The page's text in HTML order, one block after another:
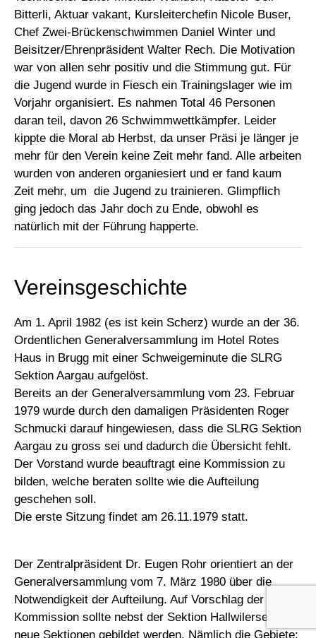
Bitterli, Aktuar vakant, Kursleiterchefin Nicole Buser,
Chef Zwei-Brückenschwimmen Daniel Winter und
Beisitzer/Ehrenpräsident Walter Rech. Die Motivation
war von allen sehr positiv und die Stimmung gut. Für
die Jugend wurde in Fiesch ein Trainingslager wie im
Vorjahr organisiert. Es nahmen Total 46 Personen
daran teil, davon 26 Schwimmwettkämpfer. Leider
kippte die Moral ab Herbst, da unser Präsi je länger je
mehr für den Verein keine Zeit mehr fand. Alle arbeiten
wurden von anderen organiesiert und er fand kaum
Zeit mehr, um die Jugend zu trainieren. Glimpflich
ging jedoch das Jahr doch zu Ende, obwohl es
natürlich mit der Führung happerte.
Vereinsgeschichte
Am 1. April 1982 (es ist kein Scherz) wurde an der 36.
Ordentlichen Generalversammlung im Hotel Rotes
Haus in Brugg mit einer Schweigeminute die SLRG
Sektion Aargau aufgelöst.
Bereits an der Generalversammlung vom 23. Februar
1979 wurde durch den damaligen Präsidenten Roger
Schmucki darauf hingewiesen, dass die SLRG Sektion
Aargau zu gross sei und dadurch die Übersicht fehlt.
Der Vorstand wurde beauftragt eine Kommission zu
bilden, welche beraten sollte wie die Aufteilung
geschehen soll.
Die erste Sitzung findet am 26.11.1979 statt.
Der Zentralpräsident Dr. Eugen Rohr orientiert an der
Generalversammlung vom 7. März 1980 über die
Notwendigkeit der Aufteilung. Auf Vorschlag der
Kommission sollte nebst der Sektion Hallwilersee drei
neue Sektionen gebildet werden. Nämlich die Gebiete: